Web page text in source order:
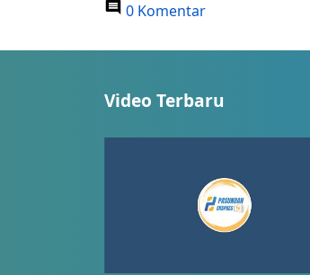
0 Komentar
Video Terbaru